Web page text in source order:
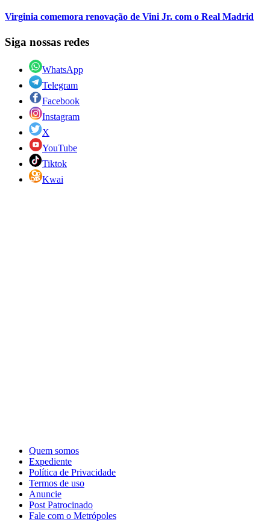
Virginia comemora renovação de Vini Jr. com o Real Madrid
Siga nossas redes
WhatsApp
Telegram
Facebook
Instagram
X
YouTube
Tiktok
Kwai
Quem somos
Expediente
Política de Privacidade
Termos de uso
Anuncie
Post Patrocinado
Fale com o Metrópoles